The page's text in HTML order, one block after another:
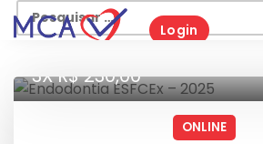
Skip
to
Login
Pesquisar
por:
3X R$ 230,00
ONLINE